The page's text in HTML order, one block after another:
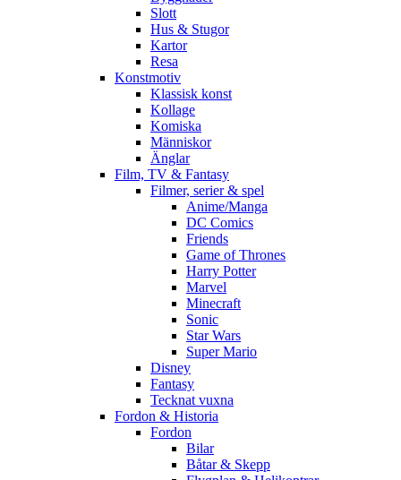
Slott
Hus & Stugor
Kartor
Resa
Konstmotiv
Klassisk konst
Kollage
Komiska
Människor
Änglar
Film, TV & Fantasy
Filmer, serier & spel
Anime/Manga
DC Comics
Friends
Game of Thrones
Harry Potter
Marvel
Minecraft
Sonic
Star Wars
Super Mario
Disney
Fantasy
Tecknat vuxna
Fordon & Historia
Fordon
Bilar
Båtar & Skepp